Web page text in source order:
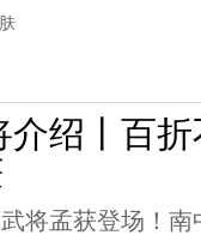
介绍丨百
将孟获登场！